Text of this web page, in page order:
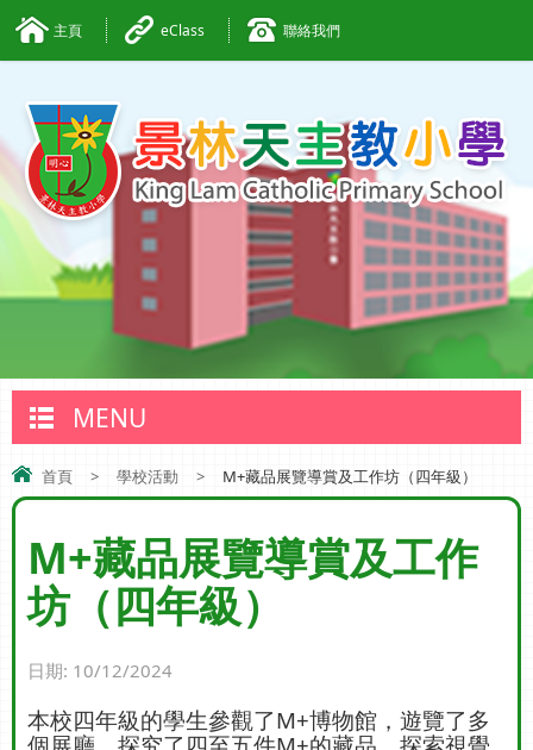
主頁 eClass 聯絡我們
MENU
首頁 > 學校活動 > M+藏品展覽導賞及工作坊（四年級）
M+藏品展覽導賞及工作
坊（四年級）
日期: 10/12/2024
本校四年級的學生參觀了M+博物館，遊覽了多